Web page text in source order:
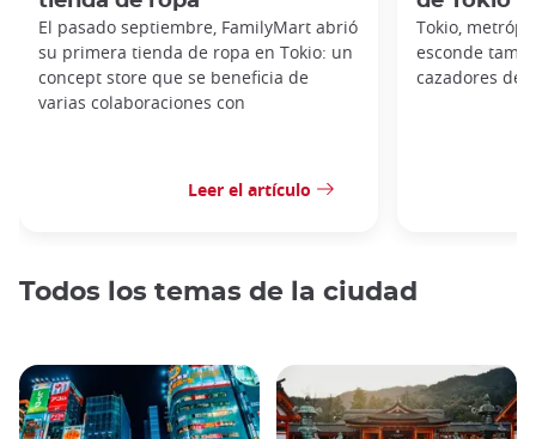
El pasado septiembre, FamilyMart abrió
su primera tienda de ropa en Tokio: un
concept store que se beneficia de
varias colaboraciones con
Leer el artículo
Tokio,
esconde
cazadores de
Todos los temas de la ciudad